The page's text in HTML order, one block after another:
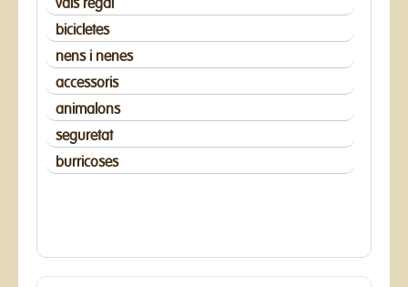
vals regal
bicicletes
nens i nenes
accessoris
animalons
seguretat
burricoses